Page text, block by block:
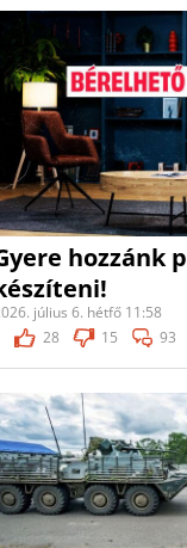
hozzánk
július 6. hétfő 11:58
28
15 93